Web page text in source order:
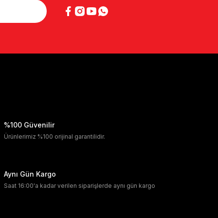
%100 Güvenilir
Ürünlerimiz %100 orijinal garantilidir.
Aynı Gün Kargo
Saat 16:00'a kadar verilen siparişlerde aynı gün kargo